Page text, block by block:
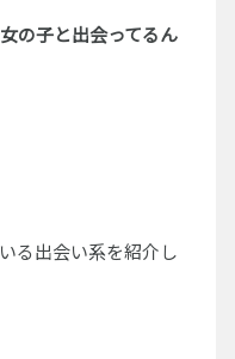
の子と出会ってるん
る出会い系を紹介し